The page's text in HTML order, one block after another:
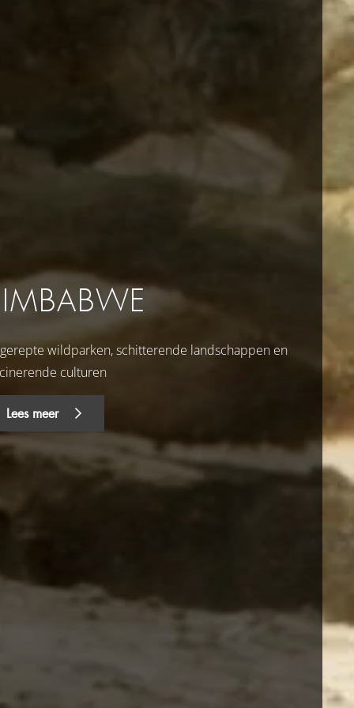
wildparken, schitterende landschappen en
culturen
Lees meer